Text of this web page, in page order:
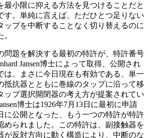
最小限に抑える方法を見つけることだと
す。単純に言えば、ただひとつ足りない
ップを中断することなく切り替えるのに
問題を解決する最初の特許が、特許番号
Jansen博士によって取得、公開され
は、まさに今日現在も有効である、単一
抵抗器とともに巻線のタップに沿って移
ップ選択開閉器の考え方が提案されてい
博士は1926年7月13日に最初に申請
に公開となった、もう一つの特許が特許
められました。この特許は、副接触器を
が反対方向に動く構造により、中断のな